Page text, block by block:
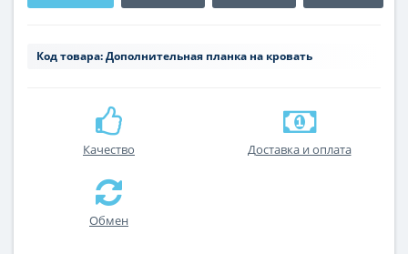
Код товара:Дополнительная планка на кровать
Качество Доставка и оплата
Обмен